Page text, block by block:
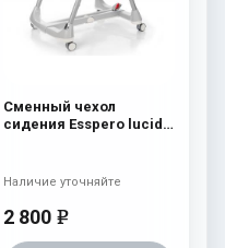
Сменный чехол
сидения Esspero lucid к
Prima Pappa Best Green
2 800 e
Наличие уточняйте